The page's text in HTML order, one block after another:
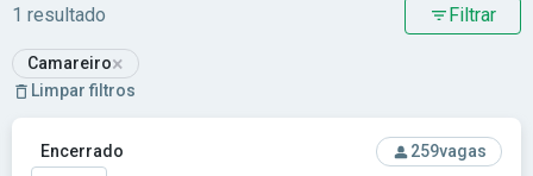
1 resultado Filtrar
Camareiro×
Limpar filtros
Ver concurso: MGS MG - Minas Gerais Administração e
Encerrado 259vagas